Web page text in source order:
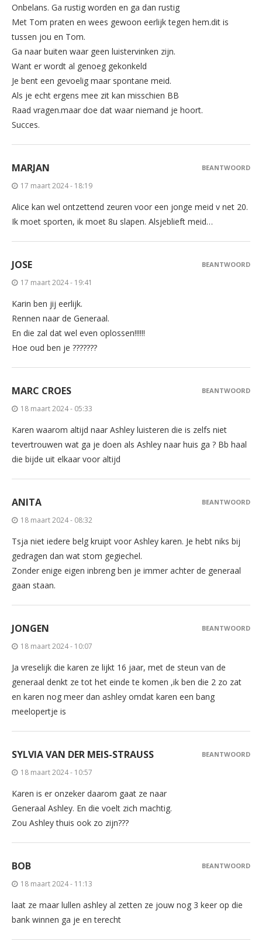
Onbelans. Ga rustig worden en ga dan rustig
Met Tom praten en wees gewoon eerlijk tegen hem.dit is
tussen jou en Tom.
Ga naar buiten waar geen luistervinken zijn.
Want er wordt al genoeg gekonkeld
Je bent een gevoelig maar spontane meid.
Als je echt ergens mee zit kan misschien BB
Raad vragen.maar doe dat waar niemand je hoort.
Succes.
MARJAN
17 maart 2024 - 18:19
Alice kan wel ontzettend zeuren voor een jonge meid v net 20.
Ik moet sporten, ik moet 8u slapen. Alsjeblieft meid…
BEANTWOORD
JOSE
17 maart 2024 - 19:41
Karin ben jij eerlijk.
Rennen naar de Generaal.
En die zal dat wel even oplossen!!!!!!
Hoe oud ben je ???????
BEANTWOORD
MARC CROES
18 maart 2024 - 05:33
Karen waarom altijd naar Ashley luisteren die is zelfs niet
tevertrouwen wat ga je doen als Ashley naar huis ga ? Bb haal
die bijde uit elkaar voor altijd
BEANTWOORD
ANITA
18 maart 2024 - 08:32
Tsja niet iedere belg kruipt voor Ashley karen. Je hebt niks bij
gedragen dan wat stom gegiechel.
Zonder enige eigen inbreng ben je immer achter de generaal
gaan staan.
BEANTWOORD
JONGEN
18 maart 2024 - 10:07
Ja vreselijk die karen ze lijkt 16 jaar, met de steun van de
generaal denkt ze tot het einde te komen ,ik ben die 2 zo zat
en karen nog meer dan ashley omdat karen een bang
meelopertje is
BEANTWOORD
SYLVIA VAN DER MEIS-STRAUSS
18 maart 2024 - 10:57
Karen is er onzeker daarom gaat ze naar
Generaal Ashley. En die voelt zich machtig.
Zou Ashley thuis ook zo zijn???
BEANTWOORD
BOB
18 maart 2024 - 11:13
laat ze maar lullen ashley al zetten ze jouw nog 3 keer op die
bank winnen ga je en terecht
BEANTWOORD